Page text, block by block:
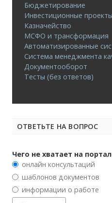
Бюджетирование
Инвестиционные проекты
Казначейство
МСФО и трансформация
Автоматизированные
Система менеджмента
Документооборот
Тесты (без ответов)
ОТВЕТЬТЕ НА ВОПРОС
Чего не хватает на
онлайн консультаций
шаблонов документов
информации о работе